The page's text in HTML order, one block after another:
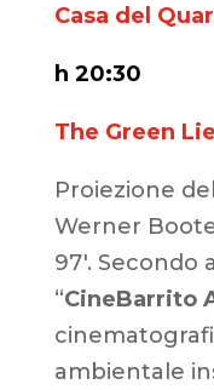
Casa del
h 20:30
The Green
Proiezione
Werner
97′.
“CineBarrito
ambientale